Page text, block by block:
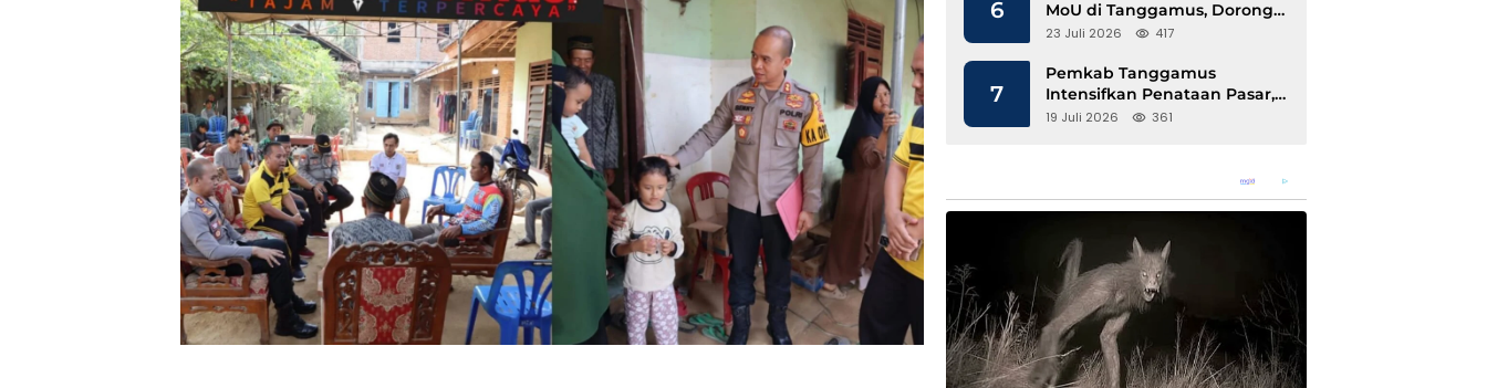
6
MoU di Tanggamus, Dorong
Ekonomi Hijau Berbasis Kopi
23 Juli 2026 417
7
Pemkab Tanggamus
Intensifkan Penataan Pasar,
Pedagang Diajak Tempati
19 Juli 2026 361